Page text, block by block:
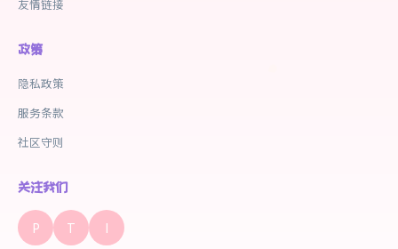
友情链接
政策
隐私政策
服务条款
社区守则
关注我们
P T I